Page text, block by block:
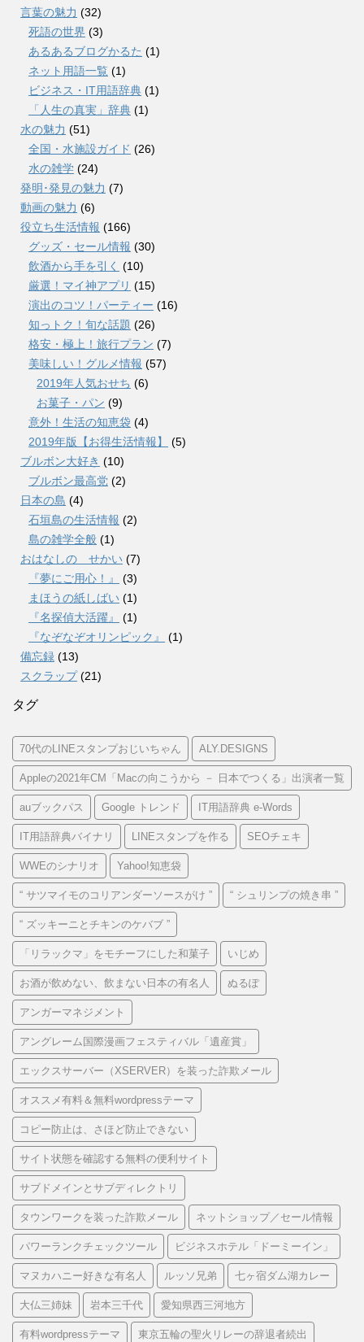
言葉の魅力 (32)
死語の世界 (3)
あるあるブログかるた (1)
ネット用語一覧 (1)
ビジネス・IT用語辞典 (1)
「人生の真実」辞典 (1)
水の魅力 (51)
全国・水施設ガイド (26)
水の雑学 (24)
発明･発見の魅力 (7)
動画の魅力 (6)
役立ち生活情報 (166)
グッズ・セール情報 (30)
飲酒から手を引く (10)
厳選！マイ神アプリ (15)
演出のコツ！パーティー (16)
知っトク！旬な話題 (26)
格安・極上！旅行プラン (7)
美味しい！グルメ情報 (57)
2019年人気おせち (6)
お菓子・パン (9)
意外！生活の知恵袋 (4)
2019年版【お得生活情報】
(5)
ブルボン大好き (10)
ブルボン最高党 (2)
日本の島 (4)
石垣島の生活情報 (2)
島の雑学全般 (1)
おはなしの せかい (7)
『夢にご用心！』
(3)
まほうの紙しばい (1)
『名探偵大活躍』
(1)
『なぞなぞオリンピック』
(1)
備忘録 (13)
スクラップ(21)
タグ
70代のLINEスタンプおじいちゃん ALY.DESIGNS
Appleの2021年CM「Macの向こうから － 日本でつくる」出演者一覧
auブックパス Google トレンド IT用語辞典 e-Words
IT用語辞典バイナリ LINEスタンプを作る SEOチェキ
WWEのシナリオ Yahoo!知恵袋
“ サツマイモのコリアンダーソースがけ ” “ シュリンプの焼き串 ”
“ ズッキーニとチキンのケバブ ”
「リラックマ」をモチーフにした和菓子 いじめ
お酒が飲めない、飲まない日本の有名人 ぬるぽ
アンガーマネジメント
アングレーム国際漫画フェスティバル「遺産賞」
エックスサーバー（XSERVER）を装った詐欺メール
オススメ有料＆無料wordpressテーマ
コピー防止は、さほど防止できない
サイト状態を確認する無料の便利サイト
サブドメインとサブディレクトリ
タウンワークを装った詐欺メール ネットショップ／セール情報
パワーランクチェックツール ビジネスホテル「ドーミーイン」
マヌカハニー好きな有名人 ルッソ兄弟 七ヶ宿ダム湖カレー
大仏三姉妹 岩本三千代 愛知県西三河地方
有料wordpressテーマ 東京五輪の聖火リレーの辞退者続出